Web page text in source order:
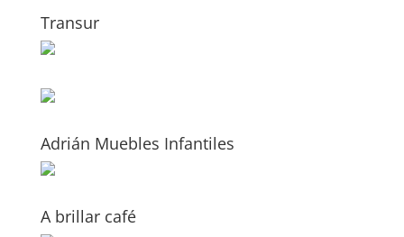
Transur
Adrián Muebles Infantiles
A brillar café